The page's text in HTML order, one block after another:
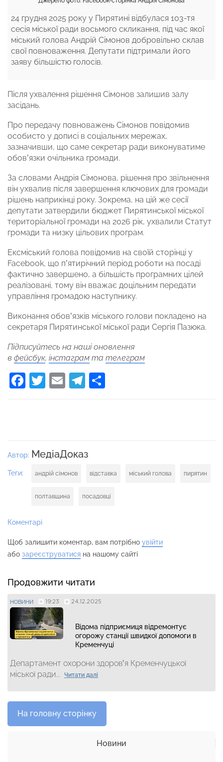
24 грудня 2025 року у Пирятині відбулася 103-тя
сесія міської ради восьмого скликання, під час якої
міський голова Андрій Сімонов добровільно склав
свої повноваження. Депутати підтримали його
заяву більшістю голосів.
Після ухвалення рішення Сімонов залишив залу
засідань.
Про передачу повноважень Сімонов повідомив
особисто у дописі в соціальних мережах,
зазначивши, що саме секретар ради виконуватиме
обов’язки очільника громади.
За словами Андрія Сімонова, рішення про звільнення
він ухвалив після завершення ключових для громади
рішень наприкінці року. Зокрема, на цій же сесії
депутати затвердили бюджет Пирятинської міської
територіальної громади на 2026 рік, ухвалили Статут
громади та низку цільових програм.
Ексміський голова повідомив на своїй сторінці у
Facebook, що п’ятирічний період роботи на посаді
фактично завершено, а більшість програмних цілей
реалізовані, тому він вважає доцільним передати
управління громадою наступнику.
Виконання обов’язків міського голови покладено на
секретаря Пирятинської міської ради Сергія Пазюка.
Підписуйтесь на наші оновлення
в фейсбук, інстаграм та телеграм
Facebook
Twitter
EmailTelegram
Автор: МедіаДоказ
Теги: андрій сімонов відставка міський голова пирятин
полтавщина посадовці
Коментарі
Щоб залишити коментар, вам потрібно увійти
або зареєструватися на нашому сайті
Продовжити читати
НОВИНИ 19:23 24.12.2025
Відома підприємиця відремонтує
огорожу станції швидкої допомоги в
Кременчуці
Департамент охорони здоров’я Кременчуцької
міської ради...
Читати далі
На головну сторінку
Новини